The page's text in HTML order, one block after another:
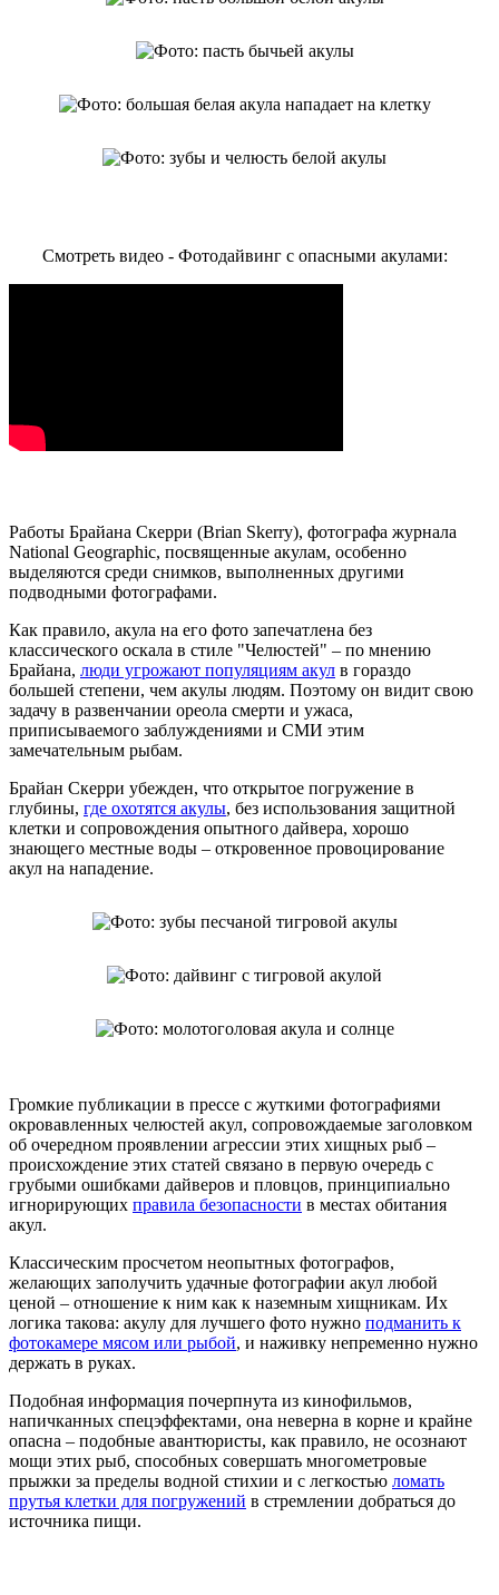
Смотреть видео - Фотодайвинг с опасными акулами:
Работы Брайана Скерри (Brian Skerry), фотографа журнала
National Geographic, посвященные акулам, особенно
выделяются среди снимков, выполненных другими
подводными фотографами.
Как правило, акула на его фото запечатлена без
классического оскала в стиле "Челюстей" – по мнению
Брайана, люди угрожают популяциям акул в гораздо
большей степени, чем акулы людям. Поэтому он видит свою
задачу в развенчании ореола смерти и ужаса,
приписываемого заблуждениями и СМИ этим
замечательным рыбам.
Брайан Скерри убежден, что открытое погружение в
глубины, где охотятся акулы, без использования защитной
клетки и сопровождения опытного дайвера, хорошо
знающего местные воды – откровенное провоцирование
акул на нападение.
Громкие публикации в прессе с жуткими фотографиями
окровавленных челюстей акул, сопровождаемые заголовком
об очередном проявлении агрессии этих хищных рыб –
происхождение этих статей связано в первую очередь с
грубыми ошибками дайверов и пловцов, принципиально
игнорирующих правила безопасности в местах обитания
акул.
Классическим просчетом неопытных фотографов,
желающих заполучить удачные фотографии акул любой
ценой – отношение к ним как к наземным хищникам. Их
логика такова: акулу для лучшего фото нужно подманить к
фотокамере мясом или рыбой, и наживку непременно нужно
держать в руках.
Подобная информация почерпнута из кинофильмов,
напичканных спецэффектами, она неверна в корне и крайне
опасна – подобные авантюристы, как правило, не осознают
мощи этих рыб, способных совершать многометровые
прыжки за пределы водной стихии и с легкостью ломать
прутья клетки для погружений в стремлении добраться до
источника пищи.